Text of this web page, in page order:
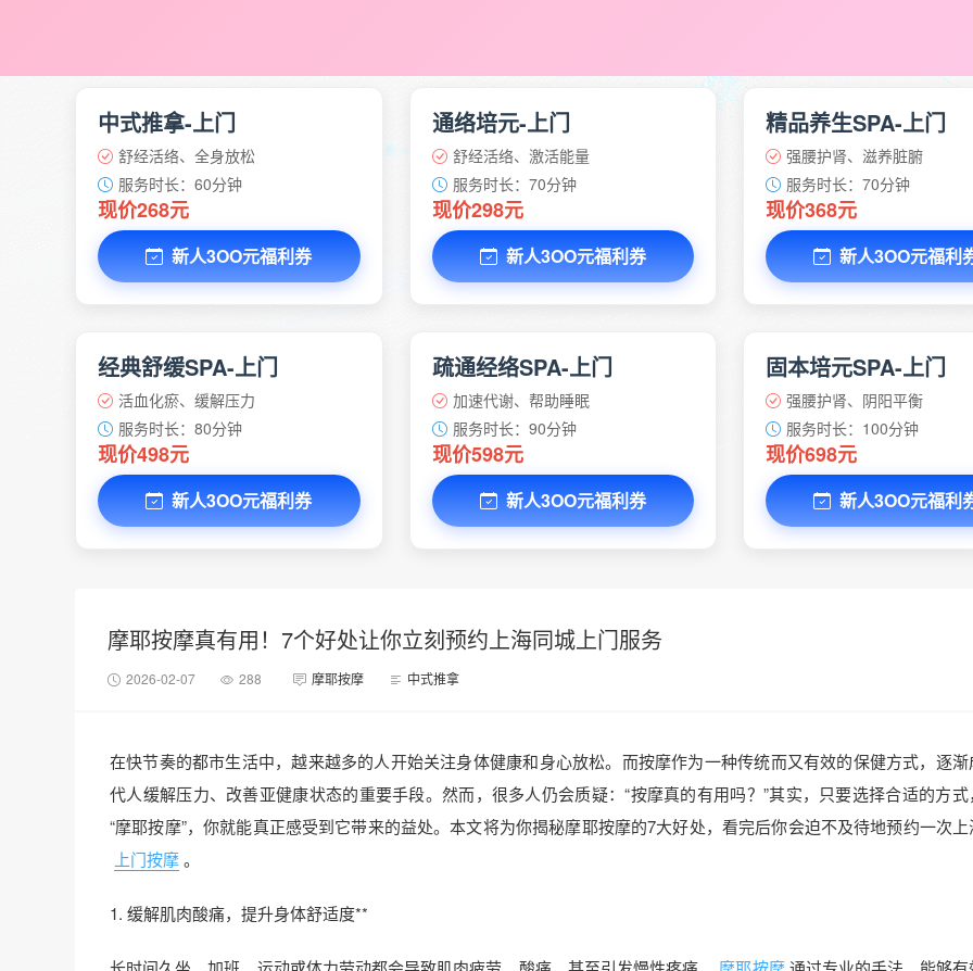
中式推拿-上门
舒经活络、全身放松
服务时长：60分钟
现价268元
新人3OO元福利券
通络培元-上门
舒经活络、激活能量
服务时长：70分钟
现价298元
新人3OO元福利券
精品养生SPA-上门
强腰护肾、滋养脏腑
服务时长：70分钟
现价368元
新人3OO元福利
经典舒缓SPA-上门
活血化瘀、缓解压力
服务时长：80分钟
现价498元
新人3OO元福利券
疏通经络SPA-上门
加速代谢、帮助睡眠
服务时长：90分钟
现价598元
新人3OO元福利券
固本培元SPA-上门
强腰护肾、阴阳平衡
服务时长：100分钟
现价698元
新人3OO元福利
摩耶按摩真有用！7个好处让你立刻预约上海同城上门服务
2026-02-07 288 摩耶按摩 中式推拿
在快节奏的都市生活中，越来越多的人开始关注身体健康和身心放松。而按摩作为一种传统而又有效的保健方式，逐
代人缓解压力、改善亚健康状态的重要手段。然而，很多人仍会质疑：“按摩真的有用吗？”其实，只要选择合适的方
“摩耶按摩”，你就能真正感受到它带来的益处。本文将为你揭秘摩耶按摩的7大好处，看完后你会迫不及待地预约一次
上门按摩。
1. 缓解肌肉酸痛，提升身体舒适度**